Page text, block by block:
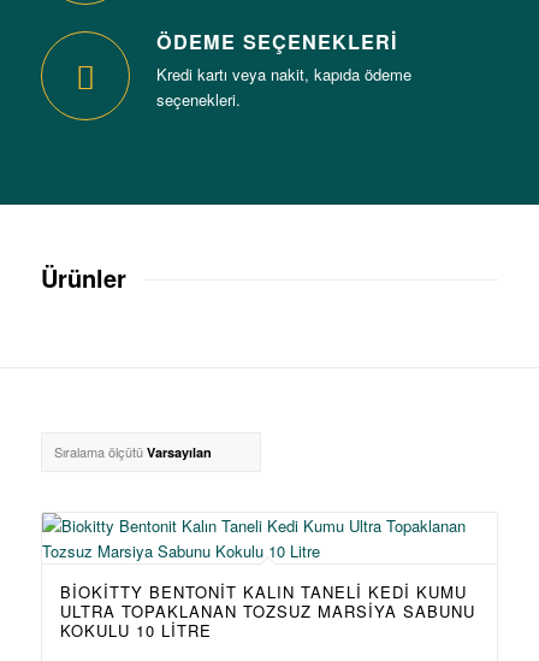
ÖDEME SEÇENEKLERİ
Kredi kartı veya nakit, kapıda ödeme
seçenekleri.
Ürünler
Sıralama ölçütü Varsayılan
BIOKITTY BENTONIT KALIN TANELI KEDI KUMU
ULTRA TOPAKLANAN TOZSUZ MARSIYA SABUNU
KOKULU 10 LITRE